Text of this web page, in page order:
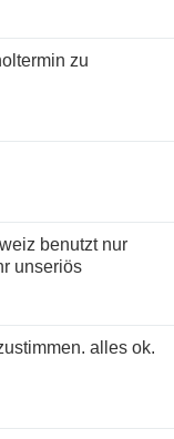
unseriös